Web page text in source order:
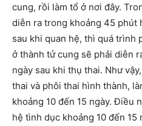
cung, rồi làm tổ ở nơi đây.
diễn ra trong khoảng 45 phút
sau khi quan hệ, thì quá trình
ở thành tử cung sẽ phải diễn
ngày sau khi thụ thai. Như
thai và phôi thai hình thành,
khoảng 10 đến 15 ngày. Điều
hệ tình dục khoảng 10 đến